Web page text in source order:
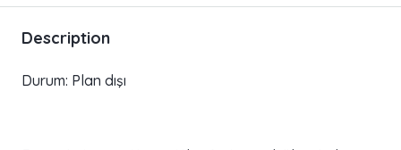
Description
Durum: Plan dışı